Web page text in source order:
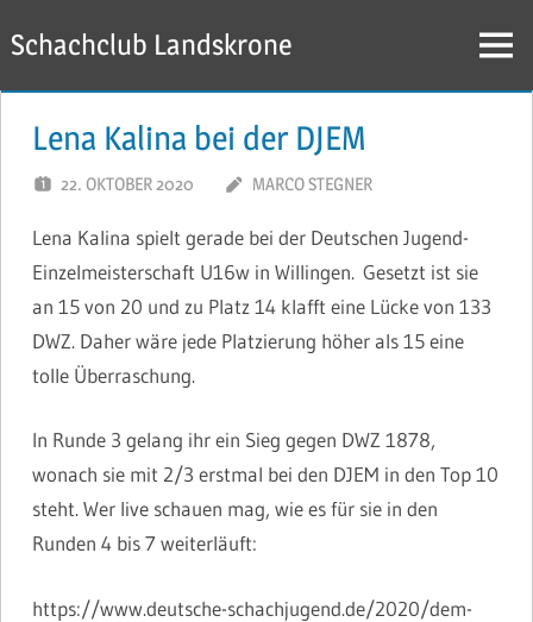
Inhalt
springen
Schachclub Landskrone Menü
Lena Kalina bei der DJEM
22. OKTOBER 2020 MARCO STEGNER
Lena Kalina spielt gerade bei der Deutschen Jugend-
Einzelmeisterschaft U16w in Willingen. Gesetzt ist sie
an 15 von 20 und zu Platz 14 klafft eine Lücke von 133
DWZ. Daher wäre jede Platzierung höher als 15 eine
tolle Überraschung.
In Runde 3 gelang ihr ein Sieg gegen DWZ 1878,
wonach sie mit 2/3 erstmal bei den DJEM in den Top 10
steht. Wer live schauen mag, wie es für sie in den
Runden 4 bis 7 weiterläuft:
https://www.deutsche-schachjugend.de/2020/dem-